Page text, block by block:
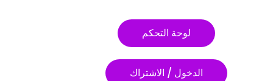
لوحة التحكم
الدخول / الاشتراك